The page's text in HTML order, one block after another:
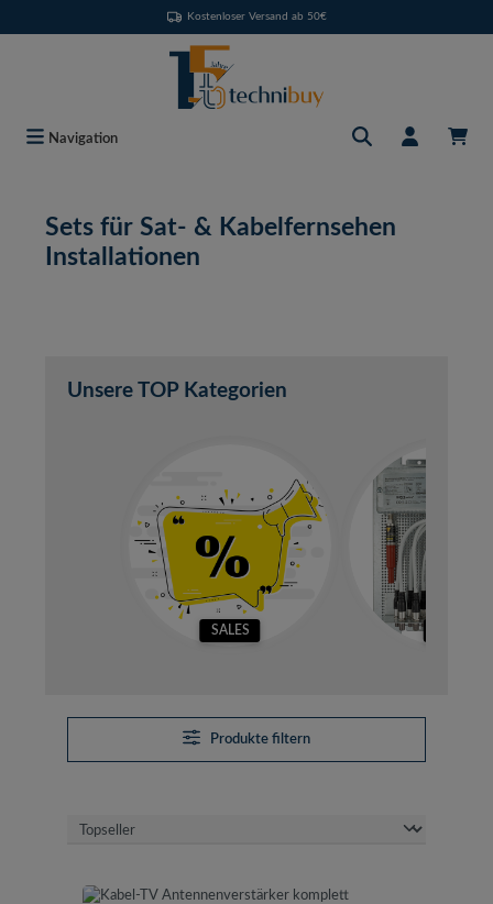
Kostenloser Versand ab 50€
Navigation
Sets für Sat- & Kabelfernsehen
Installationen
Unsere TOP Kategorien
SALES
Produkte filtern